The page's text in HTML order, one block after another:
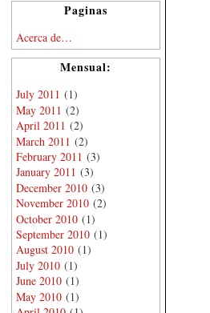
Paginas
Acerca de…
Mensual:
July 2011 (1)
May 2011 (2)
April 2011 (2)
March 2011 (2)
February 2011 (3)
January 2011 (3)
December 2010 (3)
November 2010 (2)
October 2010 (1)
September 2010 (1)
August 2010 (1)
July 2010 (1)
June 2010 (1)
May 2010 (1)